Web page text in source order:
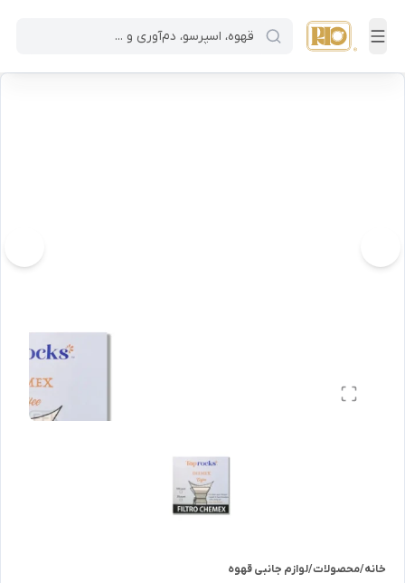
خانه/محصولات/لوازم جانبی قهوه